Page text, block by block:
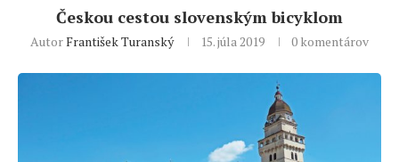
Českou cestou slovenským bicyklom
AutorFrantišek Turanský 15. júla 2019 0 komentárov